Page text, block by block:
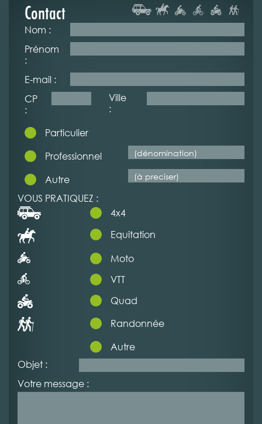
Contact
Nom :
Prénom
:
E-mail :
CP
:
Ville
:
Particulier
Professionnel
Autre
VOUS PRATIQUEZ :
4x4
Equitation
Moto
VTT
Quad
Randonnée
Autre
Objet :
Votre message :